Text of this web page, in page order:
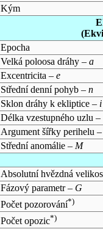
Kým
Epocha
Velká poloosa dráhy – a
Excentricita – e
Střední denní pohyb – n
Sklon dráhy k ekliptice – i
Délka vzestupného uzlu –
Argument šířky perihelu
Střední anomálie – M
Absolutní hvězdná
Fázový parametr – G
Počet pozorování*)
Počet opozic*)